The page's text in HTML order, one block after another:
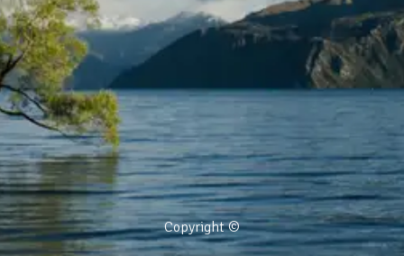
Copyright ©